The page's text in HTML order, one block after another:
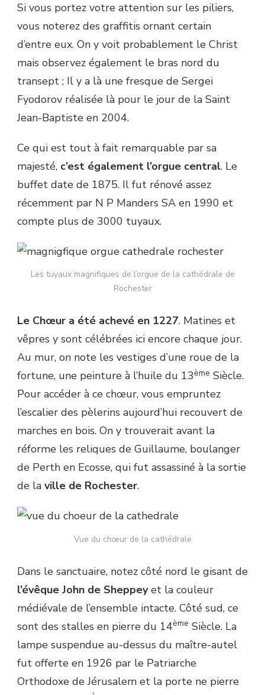
Si vous portez votre attention sur les piliers,
vous noterez des graffitis ornant certain
d’entre eux. On y voit probablement le Christ
mais observez également le bras nord du
transept ; Il y a là une fresque de Sergei
Fyodorov réalisée là pour le jour de la Saint
Jean-Baptiste en 2004.
Ce qui est tout à fait remarquable par sa
majesté, c’est également l’orgue central. Le
buffet date de 1875. Il fut rénové assez
récemment par N P Manders SA en 1990 et
compte plus de 3000 tuyaux.
Les tuyaux magnifiques de l’orgue de la cathédrale de
Rochester
Le Chœur a été achevé en 1227. Matines et
vêpres y sont célébrées ici encore chaque jour.
Au mur, on note les vestiges d’une roue de la
fortune, une peinture à l’huile du 13ème Siècle.
Pour accéder à ce chœur, vous empruntez
l’escalier des pèlerins aujourd’hui recouvert de
marches en bois. On y trouverait avant la
réforme les reliques de Guillaume, boulanger
de Perth en Ecosse, qui fut assassiné à la sortie
de la ville de Rochester.
Vue du chœur de la cathédrale
Dans le sanctuaire, notez côté nord le gisant de
l’évêque John de Sheppeyet la couleur
médiévale de l’ensemble intacte. Côté sud, ce
sont des stalles en pierre du 14ème Siècle. La
lampe suspendue au-dessus du maître-autel
fut offerte en 1926 par le Patriarche
Orthodoxe de Jérusalem et la porte ne pierre